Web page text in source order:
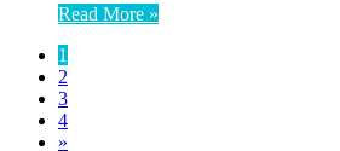
Read More »
1
2
3
4
»